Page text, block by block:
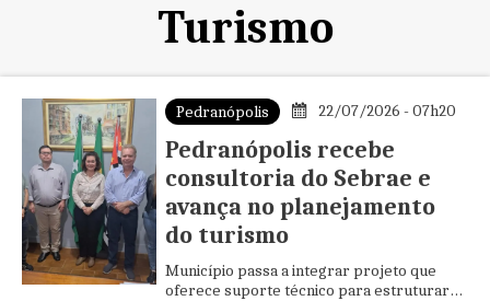
Turismo
Pedranópolis 22/07/2026 - 07h20
Pedranópolis recebe
consultoria do Sebrae e
avança no planejamento
do turismo
Município passa a integrar projeto que
oferece suporte técnico para estruturar